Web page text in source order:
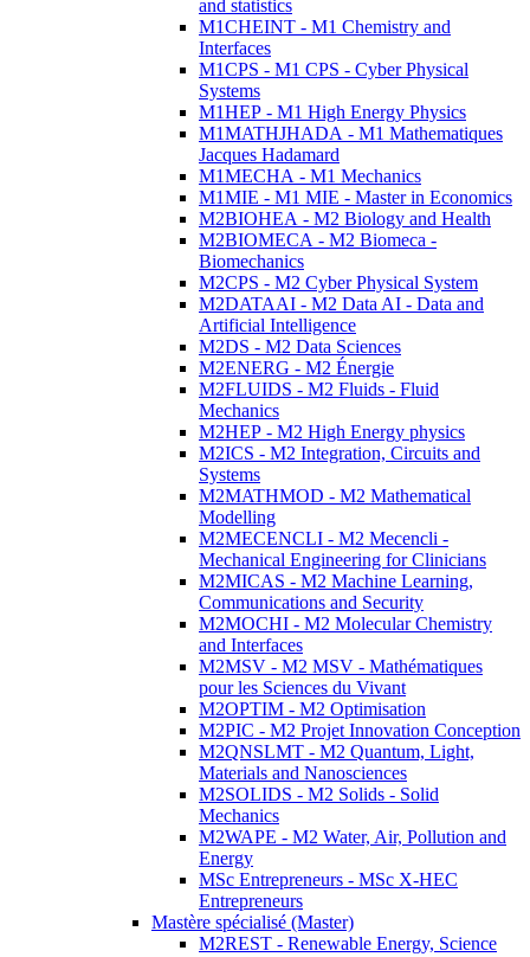
and statistics
M1CHEINT - M1 Chemistry and
Interfaces
M1CPS - M1 CPS - Cyber Physical
Systems
M1HEP - M1 High Energy Physics
M1MATHJHADA - M1 Mathematiques
Jacques Hadamard
M1MECHA - M1 Mechanics
M1MIE - M1 MIE - Master in Economics
M2BIOHEA - M2 Biology and Health
M2BIOMECA - M2 Biomeca -
Biomechanics
M2CPS - M2 Cyber Physical System
M2DATAAI - M2 Data AI - Data and
Artificial Intelligence
M2DS - M2 Data Sciences
M2ENERG - M2 Énergie
M2FLUIDS - M2 Fluids - Fluid
Mechanics
M2HEP - M2 High Energy physics
M2ICS - M2 Integration, Circuits and
Systems
M2MATHMOD - M2 Mathematical
Modelling
M2MECENCLI - M2 Mecencli -
Mechanical Engineering for Clinicians
M2MICAS - M2 Machine Learning,
Communications and Security
M2MOCHI - M2 Molecular Chemistry
and Interfaces
M2MSV - M2 MSV - Mathématiques
pour les Sciences du Vivant
M2OPTIM - M2 Optimisation
M2PIC - M2 Projet Innovation Conception
M2QNSLMT - M2 Quantum, Light,
Materials and Nanosciences
M2SOLIDS - M2 Solids - Solid
Mechanics
M2WAPE - M2 Water, Air, Pollution and
Energy
MSc Entrepreneurs - MSc X-HEC
Entrepreneurs
Mastère spécialisé (Master)
M2REST - Renewable Energy, Science